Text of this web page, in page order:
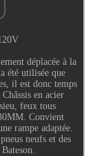
déplacée à la
été utilisée que
il est donc temps
en acier
feux tous
Convient
rampe adaptée.
neufs et des